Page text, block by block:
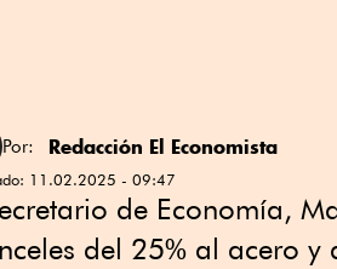
Por: Redacción El Economista
11.02.2025 - 09:47
de Economía,
del 25% al acero